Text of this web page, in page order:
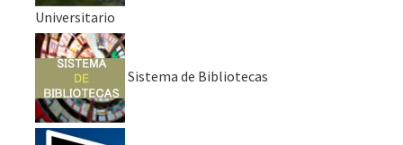
Universitario
Sistema de Bibliotecas